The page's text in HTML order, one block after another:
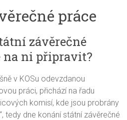
práce
závěrečné
na ni připravit?
v KOSu odevzdanou
práci, přichází na řadu
komisí, kde jsou probrány
tedy dne konání státní závěrečné